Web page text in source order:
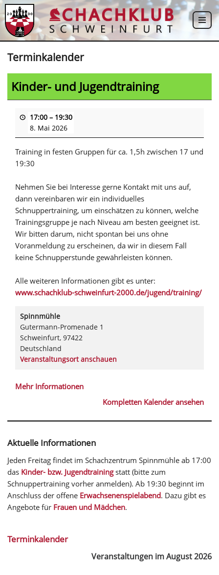
Zum
Inhalt
Terminkalender
Kinder- und Jugendtraining
17:00 – 19:30
8. Mai 2026
Training in festen Gruppen für ca. 1,5h zwischen 17 und
19:30
Nehmen Sie bei Interesse gerne Kontakt mit uns auf,
dann vereinbaren wir ein individuelles
Schnuppertraining, um einschätzen zu können, welche
Trainingsgruppe je nach Niveau am besten geeignet ist.
Wir bitten darum, nicht spontan bei uns ohne
Voranmeldung zu erscheinen, da wir in diesem Fall
keine Schnupperstunde gewährleisten können.
Alle weiteren Informationen gibt es unter:
www.schachklub-schweinfurt-2000.de/jugend/training/
Spinnmühle
Gutermann-Promenade 1
Schweinfurt, 97422
Deutschland
Veranstaltungsort anschauen
Mehr Informationen
Kompletten Kalender ansehen
Aktuelle Informationen
Jeden Freitag findet im Schachzentrum Spinnmühle ab 17:00
das Kinder- bzw. Jugendtrainingstatt (bitte zum
Schnuppertraining vorher anmelden). Ab 19:30 beginnt im
Anschluss der offene Erwachsenenspielabend. Dazu gibt es
Angebote für Frauen und Mädchen.
Terminkalender
Veranstaltungen im August 2026